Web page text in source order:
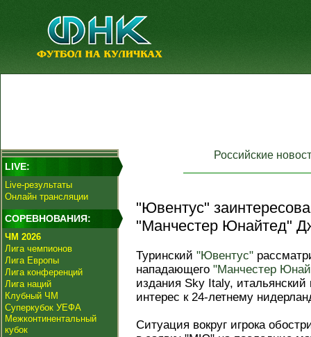
LIVE:
Live-результаты
Онлайн трансляции
СОРЕВНОВАНИЯ:
ЧМ 2026
Лига чемпионов
Лига Европы
Лига конференций
Лига наций
Клубный ЧМ
Суперкубок УЕФА
Межконтинентальный
кубок
Российские
"Ювентус"
"Манчестер Юнайтед"
Туринский "Ювентус"
нападающего "Манчестер
издания Sky Italy,
интерес к 24-летнему
Ситуация вокруг игрока